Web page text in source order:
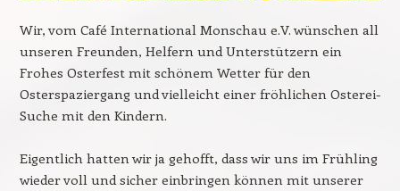
Wir, vom Café International Monschau e.V. wünschen all
unseren Freunden, Helfern und Unterstützern ein
Frohes Osterfest mit schönem Wetter für den
Osterspaziergang und vielleicht einer fröhlichen Osterei-
Suche mit den Kindern.
Eigentlich hatten wir ja gehofft, dass wir uns im Frühling
wieder voll und sicher einbringen können mit unserer